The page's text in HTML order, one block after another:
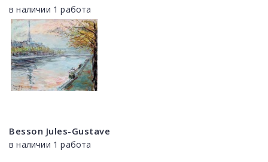
в наличии 1 работа
Besson Jules-Gustave
в наличии 1 работа